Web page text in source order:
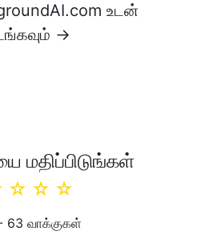
உடன்
→
மதிப்பிடுங்கள்
☆
☆
☆
63 வாக்குகள்